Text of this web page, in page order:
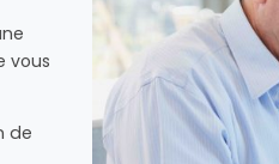
vous
de